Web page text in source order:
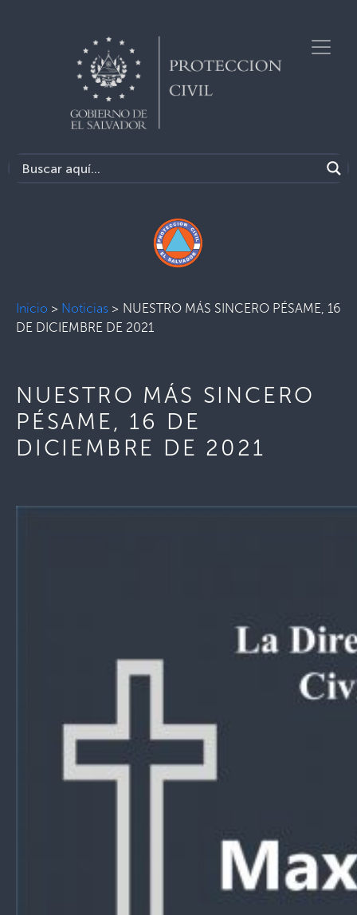
Inicio > Noticias > NUESTRO MÁS SINCERO PÉSAME, 16
DE DICIEMBRE DE 2021
NUESTRO MÁS SINCERO
PÉSAME, 16 DE
DICIEMBRE DE 2021